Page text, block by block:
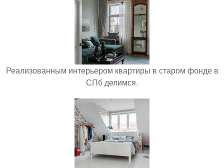
Реализованным интерьером квартиры в старом фонде в
СПб делимся.